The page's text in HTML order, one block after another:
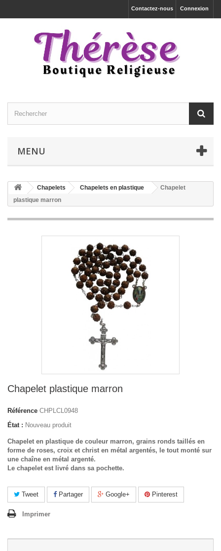
Connexion
Contactez-nous
MENU
Chapelets Chapelets en plastique
Chapelet
plastique marron
Chapelet plastique marron
Référence CHPLCL0948
État : Nouveau produit
Chapelet en plastique de couleur marron, grains ronds taillés en
forme de roses, croix et christ en métal argentés, le tout monté sur
une chaîne en métal argenté.
Le chapelet est livré dans sa pochette.
Tweet Partager Google+ Pinterest
Imprimer